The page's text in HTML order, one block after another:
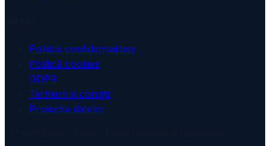
Politică confidențialitate
Politică cookies
GDPR
Termeni și condiții
Protecția datelor